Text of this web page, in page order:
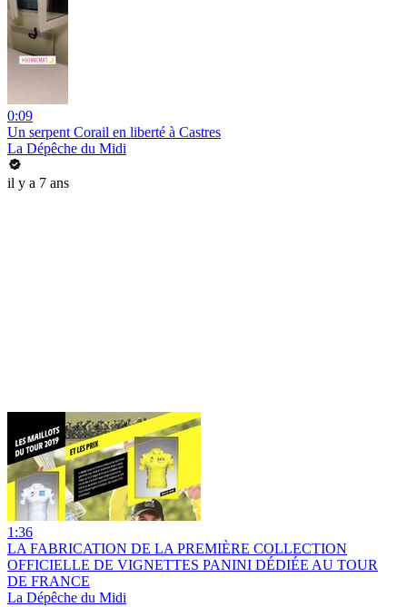
0:09
Un serpent Corail en liberté à Castres
La Dépêche du Midi
il y a 7 ans
1:36
LA FABRICATION DE LA PREMIÈRE COLLECTION
OFFICIELLE DE VIGNETTES PANINI DÉDIÉE AU TOUR
DE FRANCE
La Dépêche du Midi